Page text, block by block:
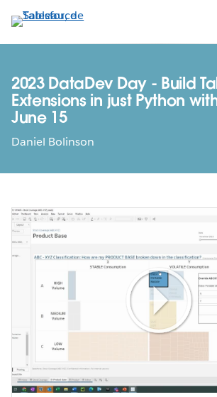
Aller
au
contenu
2023 DataDev Day - Build
Extensions in just Python
June 15
Daniel Bolinson